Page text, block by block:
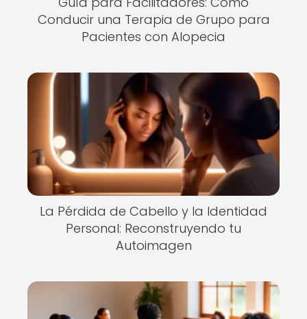
Conducir una Terapia de Grupo para
Pacientes con Alopecia
La Pérdida de Cabello y la Identidad
Personal: Reconstruyendo tu
Autoimagen